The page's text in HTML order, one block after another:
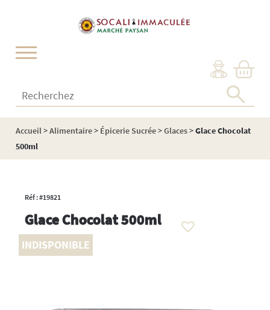
Recherchez :
Accueil>Alimentaire> Épicerie Sucrée>Glaces>Glace Chocolat
500ml
Réf : #19821
Glace Chocolat 500ml
INDISPONIBLE